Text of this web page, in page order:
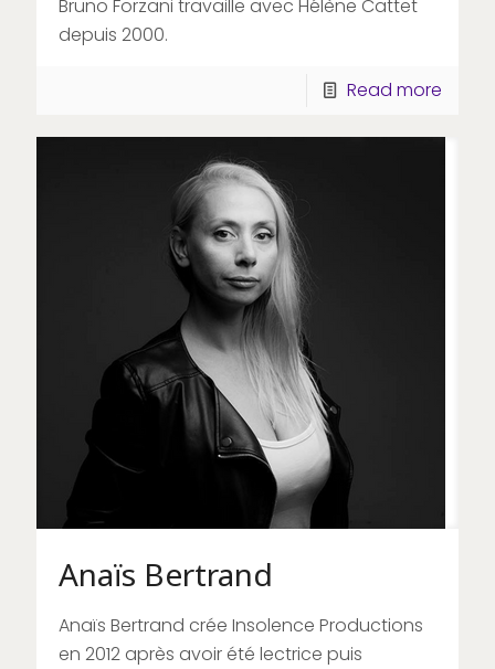
Bruno Forzani travaille avec Hélène Cattet
depuis 2000.
Read more
Anaïs Bertrand
Anaïs Bertrand crée Insolence Productions
en 2012 après avoir été lectrice puis